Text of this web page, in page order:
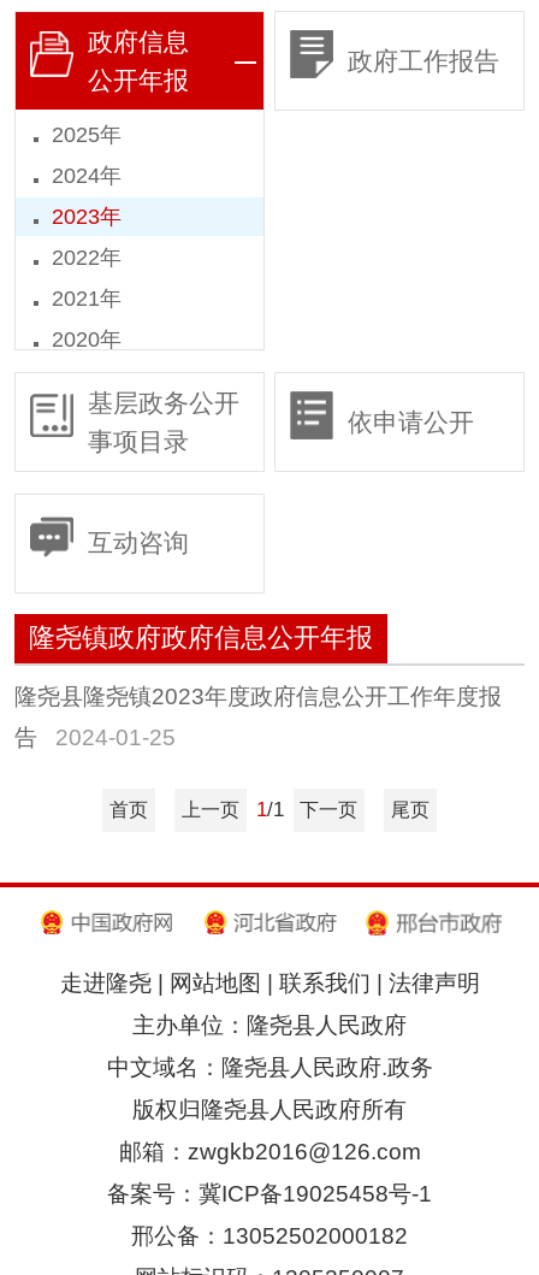
政府信息
公开年报
2025年
2024年
2023年
2022年
2021年
2020年
2019年
2018年
政府工作报告
基层政务公开
事项目录
依申请公开
互动咨询
隆尧镇政府政府信息公开年报
隆尧县隆尧镇2023年度政府信息公开工作年度报
告
2024-01-25
首页 上一页 1/1 下一页 尾页
走进隆尧| 网站地图 联系我们
法律声明
主办单位：隆尧县人民政府
中文域名：隆尧县人民政府.政务
版权归隆尧县人民政府所有
邮箱：zwgkb2016@126.com
备案号：冀ICP备19025458号-1
邢公备：13052502000182